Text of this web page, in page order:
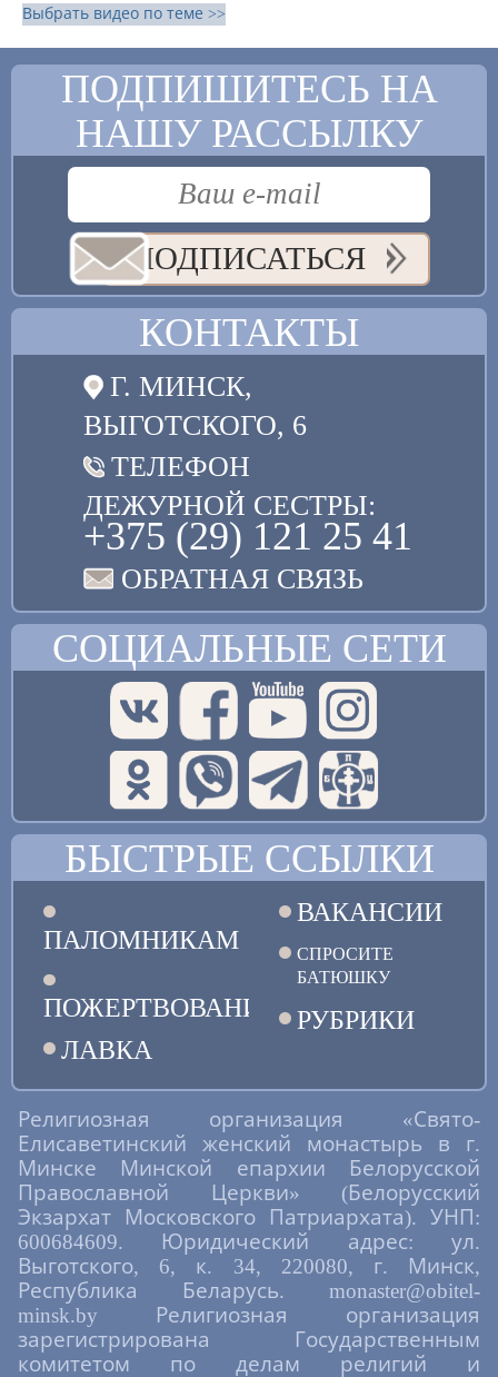
Выбрать видео по теме >>
ПОДПИШИТЕСЬ НА
НАШУ РАССЫЛКУ
ПОДПИСАТЬСЯ
КОНТАКТЫ
Г. МИНСК,
ВЫГОТСКОГО, 6
ТЕЛЕФОН
ДЕЖУРНОЙ СЕСТРЫ:
+375 (29) 121 25 41
ОБРАТНАЯ СВЯЗЬ
СОЦИАЛЬНЫЕ СЕТИ
БЫСТРЫЕ ССЫЛКИ
ПАЛОМНИКАМ
ПОЖЕРТВОВАНИЯ
ЛАВКА
ВАКАНСИИ
СПРОСИТЕ
БАТЮШКУ
РУБРИКИ
Религиозная организация «Свято-
Елисаветинский женский монастырь в г.
Минске Минской епархии Белорусской
Православной Церкви» (Белорусский
Экзархат Московского Патриархата). УНП:
600684609. Юридический адрес: ул.
Выготского, 6, к. 34, 220080, г. Минск,
Республика Беларусь. monaster@obitel-
minsk.by Религиозная организация
зарегистрирована Государственным
комитетом по делам религий и